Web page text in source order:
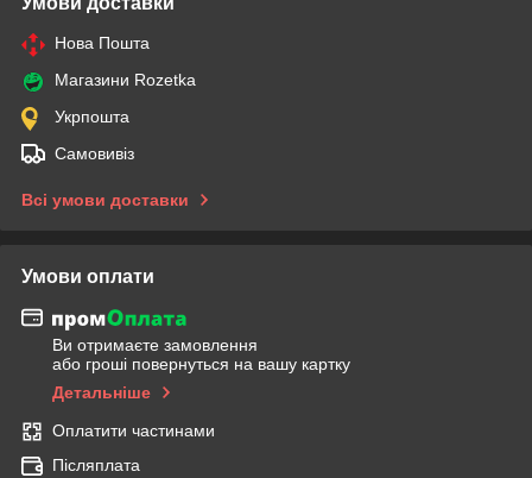
Нова Пошта
Магазини Rozetka
Укрпошта
Самовивіз
Всі умови доставки
Умови оплати
Ви отримаєте замовлення
або гроші повернуться на вашу картку
Детальніше
Оплатити частинами
Післяплата